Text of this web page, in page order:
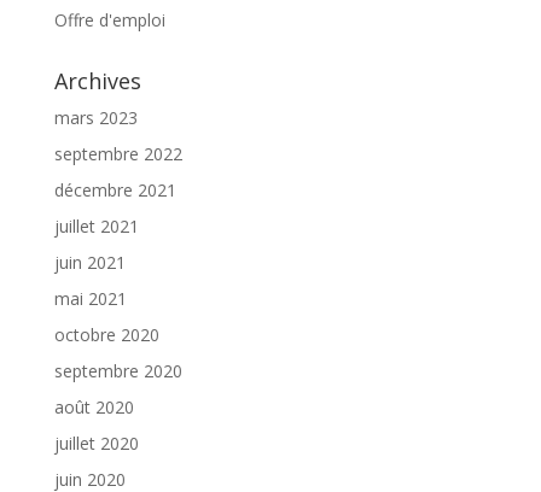
Offre d'emploi
Archives
mars 2023
septembre 2022
décembre 2021
juillet 2021
juin 2021
mai 2021
octobre 2020
septembre 2020
août 2020
juillet 2020
juin 2020